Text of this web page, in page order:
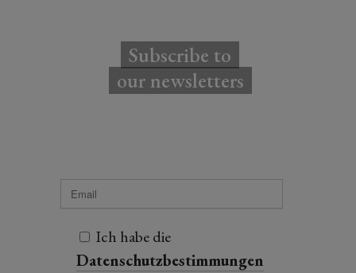
Subscribe to
our newsletters
Ich habe die
Datenschutzbestimmungen